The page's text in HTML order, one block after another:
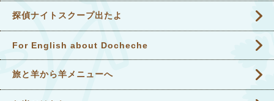
探偵ナイトスクープ出たよ
For English about Docheche
旅と羊から羊メニューへ